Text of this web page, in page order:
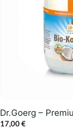
Dr.Goerg –
17,00€